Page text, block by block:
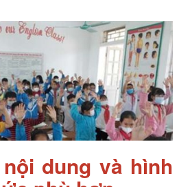
dung và hình